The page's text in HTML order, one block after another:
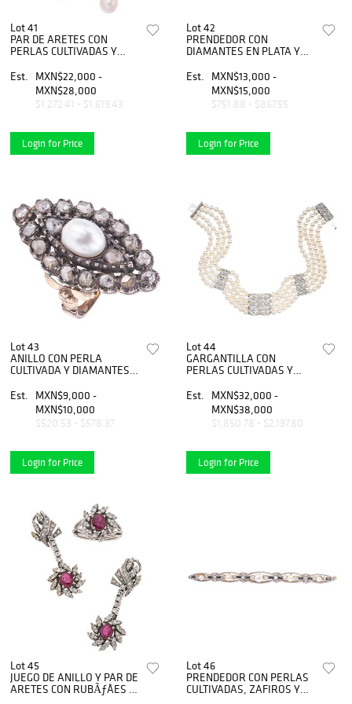
Lot 41
PAR DE ARETES CON
PERLAS CULTIVADAS Y
BLANCO DE 14K. Perlas color
crema y diamantes corte
antiguo ~0.70 ct
Est.
MXN$22,000 -
MXN$28,000
$1,272.41 - $1,619.43
Login for Price
Lot 42
PRENDEDOR CON
DIAMANTES EN PLATA Y
Diamantes corte brillante y
lajas ~0.50 ct
Est.
MXN$13,000 -
MXN$15,000
$751.88 - $867.55
Login for Price
Lot 43
ANILLO CON PERLA
CULTIVADA Y DIAMANTES
AMARILLO DE 8K. Una perla
blanca y lajas de diamantes
~0.90 ct
Est.
MXN$9,000 -
MXN$10,000
$520.53 - $578.37
Login for Price
Lot 44
GARGANTILLA CON
PERLAS CULTIVADAS Y
BLANCO DE 18K. Perlas
blancas y diamantes corte
brillante ~1.40 ct
Est.
MXN$32,000 -
MXN$38,000
$1,850.78 - $2,197.80
Login for Price
Lot 45
JUEGO DE ANILLO Y PAR DE
ARETES CON RUBÃƒÂES Y
Lot 46
PRENDEDOR CON PERLAS
CULTIVADAS, ZAFIROS Y